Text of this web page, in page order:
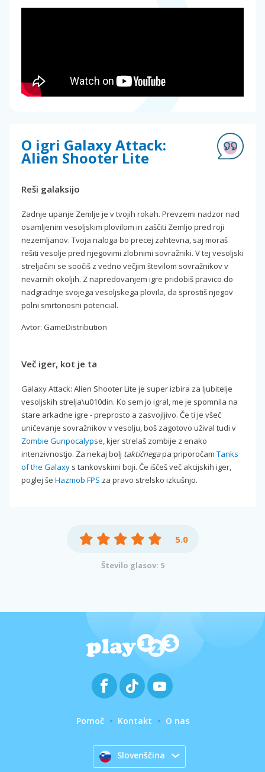
O igri Galaxy Attack:
Alien Shooter Lite
Reši galaksijo
Zadnje upanje Zemlje je v tvojih rokah. Prevzemi nadzor nad
osamljenim vesoljskim plovilom in zaščiti Zemljo pred roji
nezemljanov. Tvoja naloga bo precej zahtevna, saj moraš
rešiti vesolje pred njegovimi zlobnimi sovražniki. V tej vesoljski
streljačini se soočiš z vedno večjim številom sovražnikov v
nevarnih okoljih. Z napredovanjem igre pridobiš pravico do
nadgradnje svojega vesoljskega plovila, da sprostiš njegov
polni smrtonosni potencial.
Avtor: GameDistribution
Več iger, kot je ta
Galaxy Attack: Alien Shooter Lite je super izbira za ljubitelje
vesoljskih strelja\u010din. Ko sem jo igral, me je spomnila na
stare arkadne igre - preprosto a zasvojljivo. Če ti je všeč
uničevanje sovražnikov v vesolju, boš zagotovo užival tudi v
Zombie Gunpocalypse, kjer strelaš zombije z enako
intenzivnostjo. Za nekaj bolj taktičnegapa priporočam Tanks
of the Galaxy s tankovskimi boji. Če iščeš več akcijskih iger,
poglej še Hazmob FPS za pravo strelsko izkušnjo.
5.0
Število glasov: 5
Pomoč Kontakt O nas
Slovenščina